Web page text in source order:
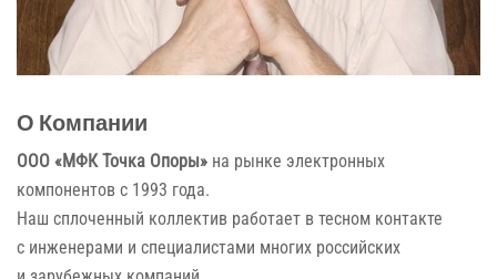
О Компании
ООО «МФК Точка Опоры» на рынке электронных
компонентов с 1993 года.
Наш сплоченный коллектив работает в тесном контакте
с инженерами и специалистами многих российских